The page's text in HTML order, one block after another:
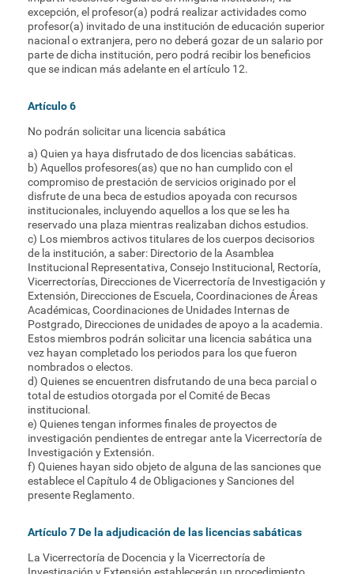
excepción, el profesor(a) podrá realizar actividades como
profesor(a) invitado de una institución de educación superior
nacional o extranjera, pero no deberá gozar de un salario por
parte de dicha institución, pero podrá recibir los beneficios
que se indican más adelante en el artículo 12.
Artículo 6
No podrán solicitar una licencia sabática
a) Quien ya haya disfrutado de dos licencias sabáticas.
b) Aquellos profesores(as) que no han cumplido con el
compromiso de prestación de servicios originado por el
disfrute de una beca de estudios apoyada con recursos
institucionales, incluyendo aquellos a los que se les ha
reservado una plaza mientras realizaban dichos estudios.
c) Los miembros activos titulares de los cuerpos decisorios
de la institución, a saber: Directorio de la Asamblea
Institucional Representativa, Consejo Institucional, Rectoría,
Vicerrectorías, Direcciones de Vicerrectoría de Investigación y
Extensión, Direcciones de Escuela, Coordinaciones de Áreas
Académicas, Coordinaciones de Unidades Internas de
Postgrado, Direcciones de unidades de apoyo a la academia.
Estos miembros podrán solicitar una licencia sabática una
vez hayan completado los periodos para los que fueron
nombrados o electos.
d) Quienes se encuentren disfrutando de una beca parcial o
total de estudios otorgada por el Comité de Becas
institucional.
e) Quienes tengan informes finales de proyectos de
investigación pendientes de entregar ante la Vicerrectoría de
Investigación y Extensión.
f) Quienes hayan sido objeto de alguna de las sanciones que
establece el Capítulo 4 de Obligaciones y Sanciones del
presente Reglamento.
Artículo 7 De la adjudicación de las licencias sabáticas
La Vicerrectoría de Docencia y la Vicerrectoría de